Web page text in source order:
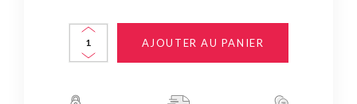
AJOUTER AU PANIER